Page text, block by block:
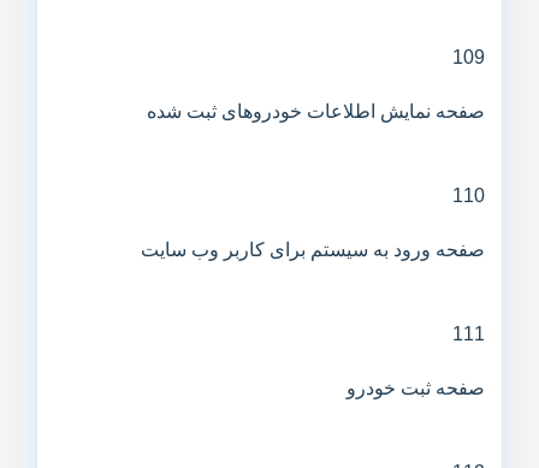
109
صفحه نمایش اطلاعات خودروهای ثبت شده
110
صفحه ورود به سیستم برای کاربر وب سایت
111
صفحه ثبت خودرو